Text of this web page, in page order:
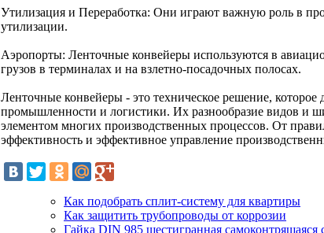
Утилизация и Переработка: Они играют важную роль в
утилизации.
Аэропорты: Ленточные конвейеры используются в
грузов в терминалах и на взлетно-посадочных полосах.
Ленточные конвейеры - это техническое решение, которое
промышленности и логистики. Их разнообразие видов и
элементом многих производственных процессов. От
эффективность и эффективное управление
Как подобрать сплит-систему для квартиры
Как защитить трубопроводы от коррозии
Гайка DIN 985 шестигранная самоконтрящаяся